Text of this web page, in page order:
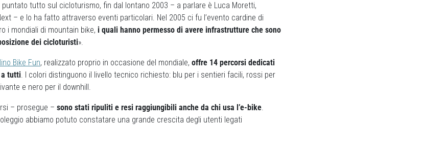
puntato tutto sul cicloturismo, fin dal lontano 2003 – a parlare è Luca Moretti,
– e lo ha fatto attraverso eventi particolari. Nel 2005 ci fu l’evento cardine di
i mondiali di mountain bike, i quali hanno permesso di avere infrastrutture che sono
dei cicloturisti».
Bike Fun, realizzato proprio in occasione del mondiale, offre 14 percorsi dedicati
tutti. I colori distinguono il livello tecnico richiesto: blu per i sentieri facili, rossi per
e nero per il downhill.
– prosegue – sono stati ripuliti e resi raggiungibili anche da chi usa l’e-bike.
abbiamo potuto constatare una grande crescita degli utenti legati